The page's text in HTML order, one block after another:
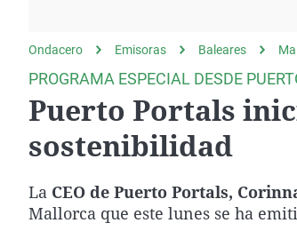
gato
Operación
Negra
Ondacero Emisoras Baleares
PROGRAMA ESPECIAL DESDE
Puerto Portals
sostenibilidad
La CEO de Puerto Portals,
Mallorca que este lunes se ha